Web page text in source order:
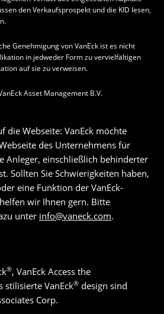
den Verkaufsprospekt und die KID lesen,
Genehmigung von VanEck ist es nicht
in jedweder Form zu vervielfältigen
auf sie zu verweisen.
Asset Management B.V.
die Webseite: VanEck möchte
des Unternehmens für
Anleger, einschließlich behinderter
Sollten Sie Schwierigkeiten haben,
eine Funktion der VanEck-
wir Ihnen gern. Bitte
unter info@vaneck.com.
®, VanEck Access the
stilisierte VanEck® design sind
Corp.